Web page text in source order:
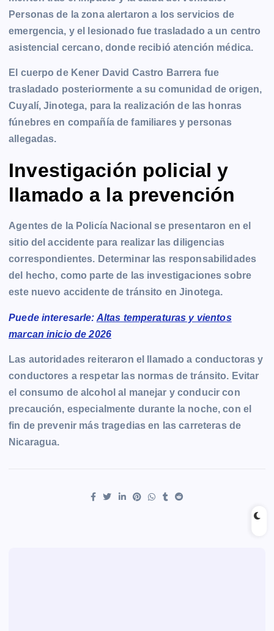
Personas de la zona alertaron a los servicios de
emergencia, y el lesionado fue trasladado a un centro
asistencial cercano, donde recibió atención médica.
El cuerpo de Kener David Castro Barrera fue
trasladado posteriormente a su comunidad de origen,
Cuyalí, Jinotega, para la realización de las honras
fúnebres en compañía de familiares y personas
allegadas.
Investigación policial y
llamado a la prevención
Agentes de la Policía Nacional se presentaron en el
sitio del accidente para realizar las diligencias
correspondientes. Determinar las responsabilidades
del hecho, como parte de las investigaciones sobre
este nuevo accidente de tránsito en Jinotega.
Puede interesarle: Altas temperaturas y vientos
marcan inicio de 2026
Las autoridades reiteraron el llamado a conductoras y
conductores a respetar las normas de tránsito. Evitar
el consumo de alcohol al manejar y conducir con
precaución, especialmente durante la noche, con el
fin de prevenir más tragedias en las carreteras de
Nicaragua.